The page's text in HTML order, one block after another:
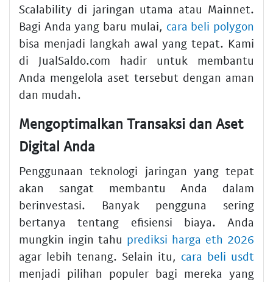
Scalability di jaringan utama atau Mainnet.
Bagi Anda yang baru mulai, cara beli polygon
bisa menjadi langkah awal yang tepat. Kami
di JualSaldo.com hadir untuk membantu
Anda mengelola aset tersebut dengan aman
dan mudah.
Mengoptimalkan Transaksi dan Aset
Digital Anda
Penggunaan teknologi jaringan yang tepat
akan sangat membantu Anda dalam
berinvestasi. Banyak pengguna sering
bertanya tentang efisiensi biaya. Anda
mungkin ingin tahu prediksi harga eth 2026
agar lebih tenang. Selain itu, cara beli usdt
menjadi pilihan populer bagi mereka yang